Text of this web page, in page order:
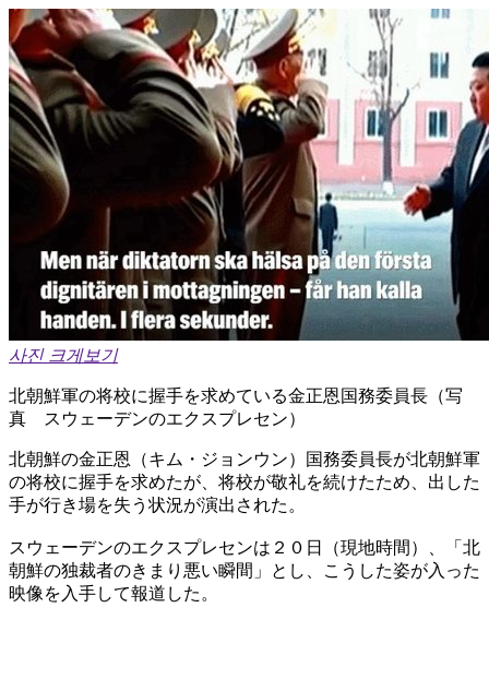
사진 크게보기
北朝鮮軍の将校に握手を求めている金正恩国務委員長（写
真 スウェーデンのエクスプレセン）
北朝鮮の金正恩（キム・ジョンウン）国務委員長が北朝鮮軍
の将校に握手を求めたが、将校が敬礼を続けたため、出した
手が行き場を失う状況が演出された。
スウェーデンのエクスプレセンは２０日（現地時間）、「北
朝鮮の独裁者のきまり悪い瞬間」とし、こうした姿が入った
映像を入手して報道した。